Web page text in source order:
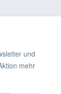
und
mehr